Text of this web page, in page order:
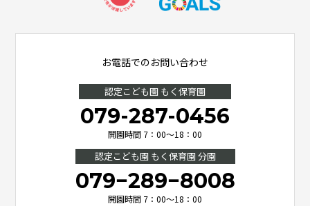
お電話でのお問い合わせ
認定こども園 もく保育園
079-287-0456
開園時間 7：00～18：00
認定こども園 もく保育園 分園
079−289−8008
開園時間 7：00～18：00